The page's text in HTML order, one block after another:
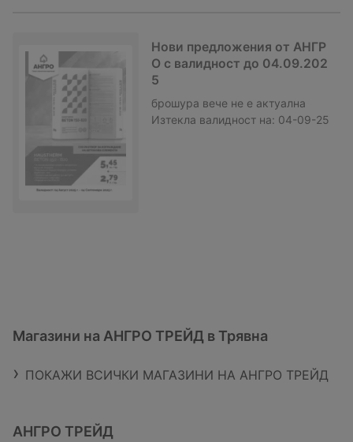
Нови предложения от АНГР
О с валидност до 04.09.202
5
брошура вече не е актуална
Изтекла валидност на: 04-09-25
Магазини на АНГРО ТРЕЙД в Трявна
ПОКАЖИ ВСИЧКИ МАГАЗИНИ НА АНГРО ТРЕЙД
АНГРО ТРЕЙД